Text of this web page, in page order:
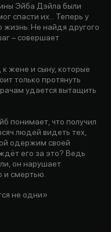
Эйба Дэйла были
спасти их... Теперь у
Не найдя другого
– совершает
жене и сыну, которые
только протянуть
удается вытащить
понимает, что получил
людей видеть тех,
одержим своей
его за это? Ведь
он нарушает
и смертью.
не одни»